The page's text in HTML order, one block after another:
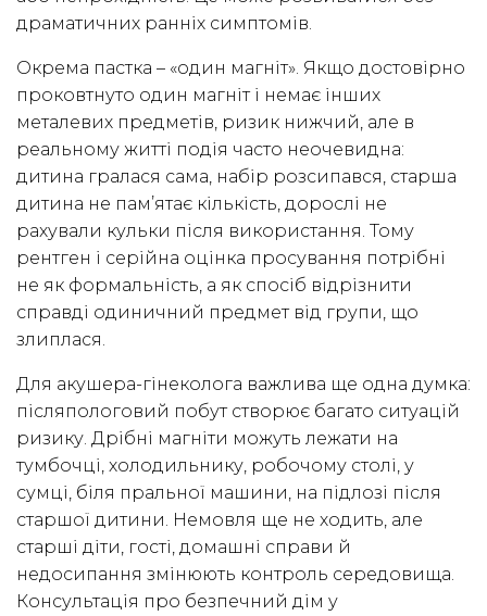
драматичних ранніх симптомів.
Окрема пастка – «один магніт». Якщо достовірно
проковтнуто один магніт і немає інших
металевих предметів, ризик нижчий, але в
реальному житті подія часто неочевидна:
дитина гралася сама, набір розсипався, старша
дитина не пам’ятає кількість, дорослі не
рахували кульки після використання. Тому
рентген і серійна оцінка просування потрібні
не як формальність, а як спосіб відрізнити
справді одиничний предмет від групи, що
злиплася.
Для акушера-гінеколога важлива ще одна думка:
післяпологовий побут створює багато ситуацій
ризику. Дрібні магніти можуть лежати на
тумбочці, холодильнику, робочому столі, у
сумці, біля пральної машини, на підлозі після
старшої дитини. Немовля ще не ходить, але
старші діти, гості, домашні справи й
недосипання змінюють контроль середовища.
Консультація про безпечний дім у